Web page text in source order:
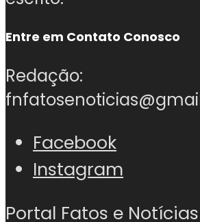
Entre em Contato Conosco
Redação:
Facebook
Instagram
Portal Fatos e Notícias